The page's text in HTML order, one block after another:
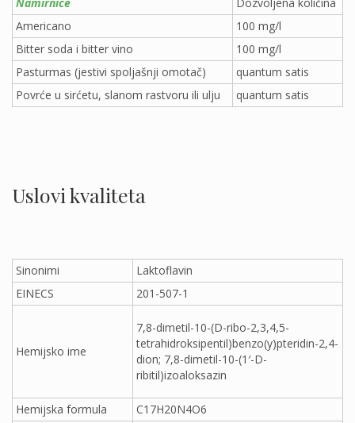
Americano
100 mg/l
Bitter soda i bitter vino
100 mg/l
Pasturmas (jestivi spoljašnji omotač)
quantum satis
Povrće u sirćetu, slanom rastvoru ili ulju
quantum satis
Uslovi kvaliteta
Sinonimi
Laktoflavin
EINECS
201-507-1
Hemijsko ime
7,8-dimetil-10-(D-ribo-2,3,4,5-
tetrahidroksipentil)benzo(y)pteridin-2,4-
dion; 7,8-dimetil-10-(1′-D-
ribitil)izoaloksazin
Hemijska formula
C17H20N4O6